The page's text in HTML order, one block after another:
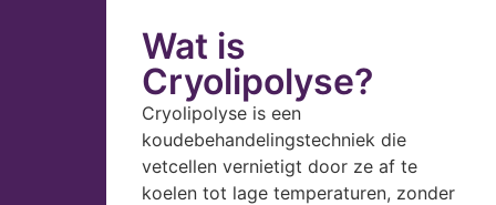
Wat is
Cryolipolyse?
Cryolipolyse is een
koudebehandelingstechniek die
vetcellen vernietigt door ze af te
koelen tot lage temperaturen, zonder